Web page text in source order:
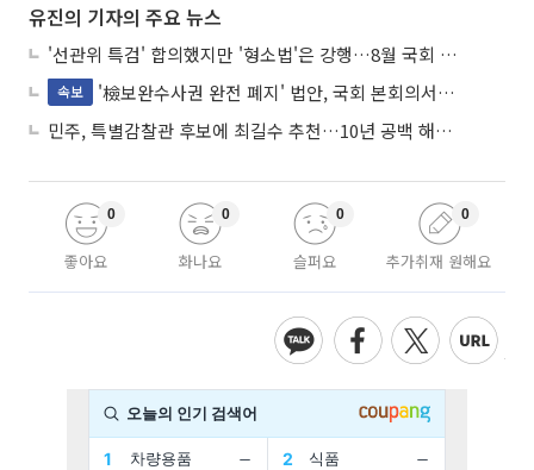
유진의 기자의 주요 뉴스
'선관위 특검' 합의했지만 '형소법'은 강행…8월 국회 '입법 2차전' 예고
속보
'檢보완수사권 완전 폐지' 법안, 국회 본회의서 민주당 주도 통과
민주, 특별감찰관 후보에 최길수 추천…10년 공백 해소 속도
좋아요
0
화나요
0
슬퍼요
0
추가취재 원해요
0